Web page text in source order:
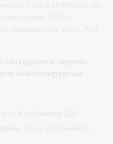
ГБУЗ «НИКИО им.
корр. РАН,
профессор, д.м.н. А.И.
сотрудники научно-
микрохирургии
Курбанова Д.И.
к.м.н. Романенко